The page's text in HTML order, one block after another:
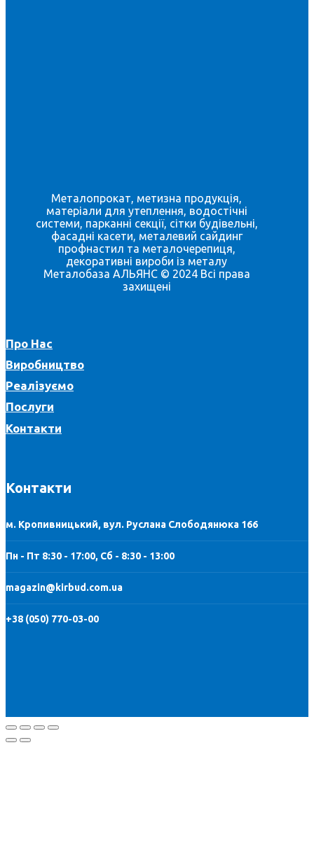
Металопрокат, метизна продукція,
матеріали для утеплення, водостічні
системи, парканні секції, сітки будівельні,
фасадні касети, металевий сайдинг
профнастил та металочерепиця,
декоративні вироби із металу
Металобаза АЛЬЯНС © 2024 Всі права
захищені
Про Нас
Виробництво
Реалізуємо
Послуги
Контакти
Контакти
м. Кропивницький, вул. Руслана Слободянюка 166
Пн - Пт 8:30 - 17:00, Сб - 8:30 - 13:00
magazin@kirbud.com.ua
+38 (050) 770-03-00